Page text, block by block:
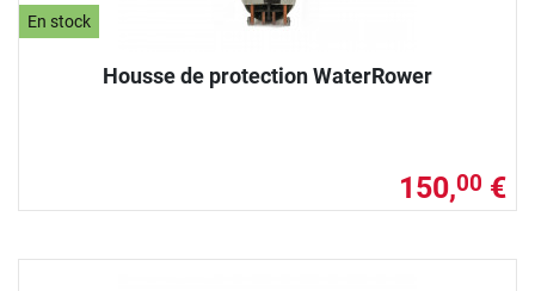
En stock
Housse de protection WaterRower
150,00 €